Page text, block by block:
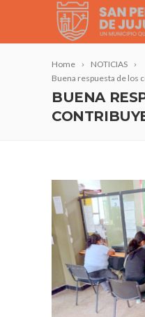
Home
NOTICIAS
Buena respuesta de los
BUENA